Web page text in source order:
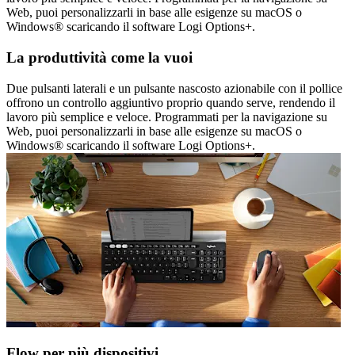
Web, puoi personalizzarli in base alle esigenze su macOS o
Windows® scaricando il software Logi Options+.
La produttività come la vuoi
Due pulsanti laterali e un pulsante nascosto azionabile con il pollice
offrono un controllo aggiuntivo proprio quando serve, rendendo il
lavoro più semplice e veloce. Programmati per la navigazione su
Web, puoi personalizzarli in base alle esigenze su macOS o
Windows® scaricando il software Logi Options+.